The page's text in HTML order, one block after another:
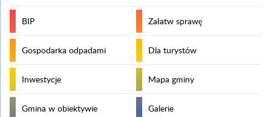
BIP Załatw sprawę
Gospodarka odpadami Dla turystów
Inwestycje Mapa gminy
Gmina w obiektywie Galerie